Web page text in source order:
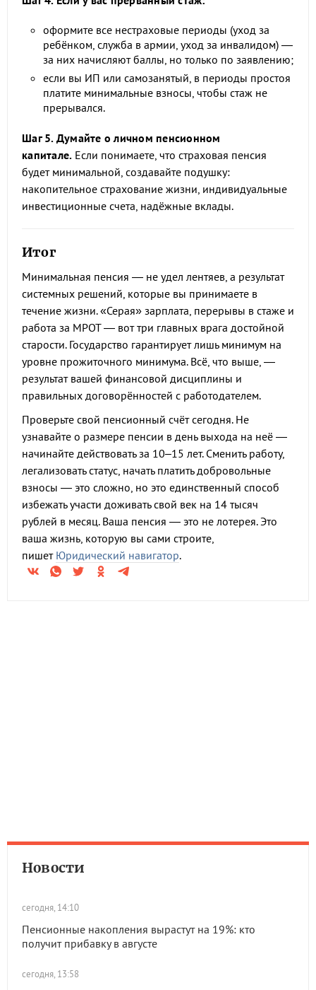
оформите все нестраховые периоды (уход за
ребёнком, служба в армии, уход за инвалидом) —
за них начисляют баллы, но только по заявлению;
если вы ИП или самозанятый, в периоды простоя
платите минимальные взносы, чтобы стаж не
прерывался.
Шаг 5. Думайте о личном пенсионном
капитале. Если понимаете, что страховая пенсия
будет минимальной, создавайте подушку:
накопительное страхование жизни, индивидуальные
инвестиционные счета, надёжные вклады.
Итог
Минимальная пенсия — не удел лентяев, а результат
системных решений, которые вы принимаете в
течение жизни. «Серая» зарплата, перерывы в стаже и
работа за МРОТ — вот три главных врага достойной
старости. Государство гарантирует лишь минимум на
уровне прожиточного минимума. Всё, что выше, —
результат вашей финансовой дисциплины и
правильных договорённостей с работодателем.
Проверьте свой пенсионный счёт сегодня. Не
узнавайте о размере пенсии в день выхода на неё —
начинайте действовать за 10–15 лет. Сменить работу,
легализовать статус, начать платить добровольные
взносы — это сложно, но это единственный способ
избежать участи доживать свой век на 14 тысяч
рублей в месяц. Ваша пенсия — это не лотерея. Это
ваша жизнь, которую вы сами строите,
пишет Юридический навигатор.
Новости
сегодня, 14:10
Пенсионные накопления вырастут на 19%: кто
получит прибавку в августе
сегодня, 13:58